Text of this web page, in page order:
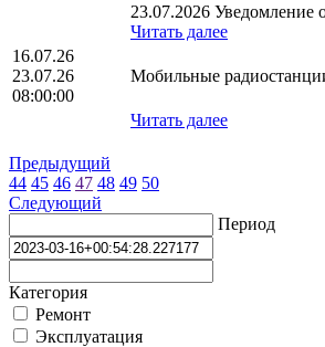
23.07.2026 Уведомление
Читать далее
16.07.26
23.07.26
08:00:00
Мобильные
Читать далее
Предыдущий
44 45 46 47 48 49 50
Следующий
Период
Категория
Ремонт
Эксплуатация